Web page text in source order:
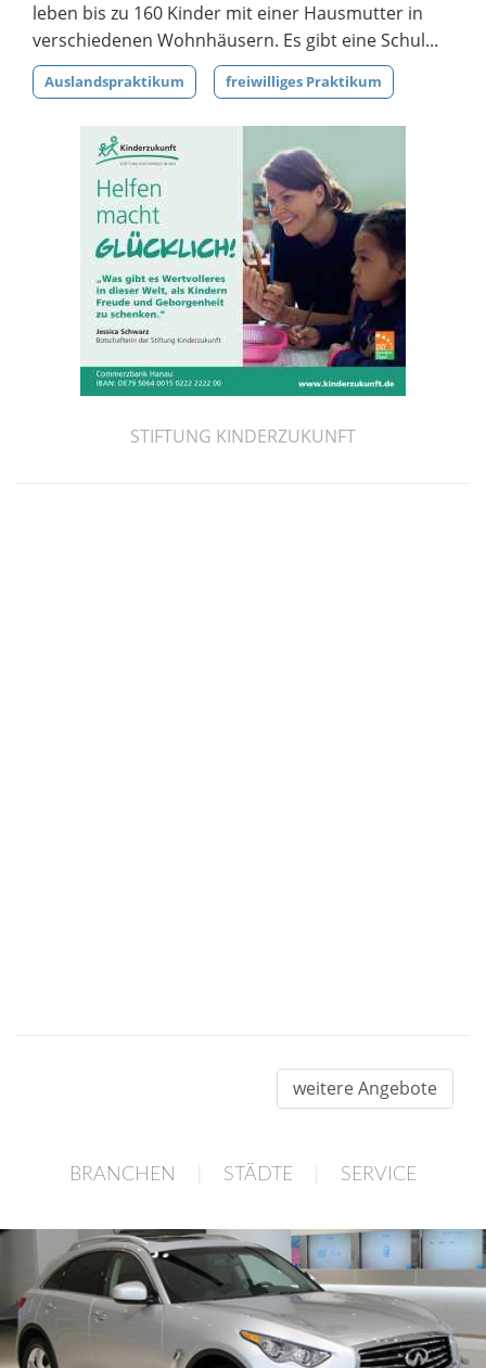
leben bis zu 160 Kinder mit einer Hausmutter in
verschiedenen Wohnhäusern. Es gibt eine Schul...
Auslandspraktikum freiwilliges Praktikum
STIFTUNG KINDERZUKUNFT
weitere Angebote
BRANCHEN STÄDTE SERVICE